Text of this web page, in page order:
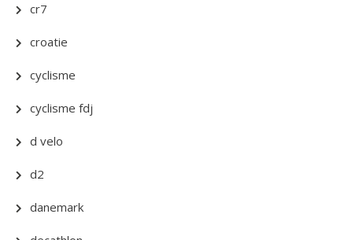
cr7
croatie
cyclisme
cyclisme fdj
d velo
d2
danemark